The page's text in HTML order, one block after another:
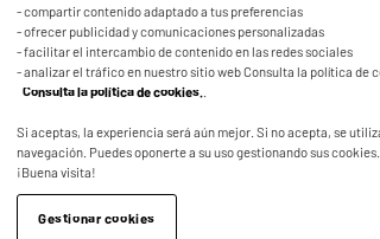
compare_product
grados
- compartir contenido adaptado a tus preferencias
- ofrecer publicidad y comunicaciones personalizadas
- facilitar el intercambio de contenido en las redes sociales
- analizar el tráfico en nuestro sitio web Consulta la política de
Consulta la política de cookies.
Si aceptas, la experiencia será aún mejor. Si no acepta, se
navegación. Puedes oponerte a su uso gestionando sus cookies.
¡Buena visita!
Gestionar cookies